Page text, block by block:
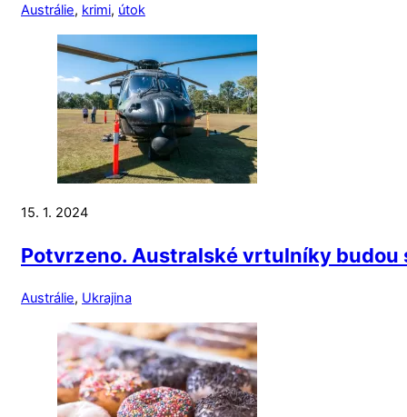
Austrálie, krimi, útok
15. 1. 2024
Potvrzeno. Australské vrtulníky budou
Austrálie, Ukrajina